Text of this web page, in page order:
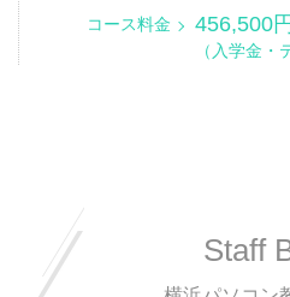
コース料金
456,500円
（入学金・
Staff